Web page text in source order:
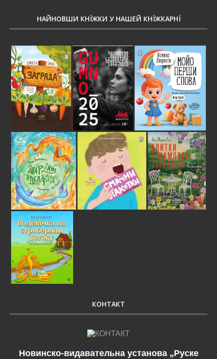
НАЙНОВШИ КНЇЖКИ У НАШЕЙ КНЇЖКАРНЇ
КОНТАКТ
Новинско-видавательна установа „Руске